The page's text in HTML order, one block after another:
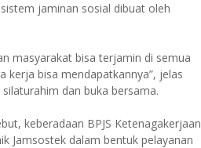
jaminan sosial dibuat oleh
masyarakat bisa terjamin di semua
kerja bisa mendapatkannya”, jelas
dan buka bersama.
keberadaan BPJS Ketenagakerjaan
Jamsostek dalam bentuk pelayanan